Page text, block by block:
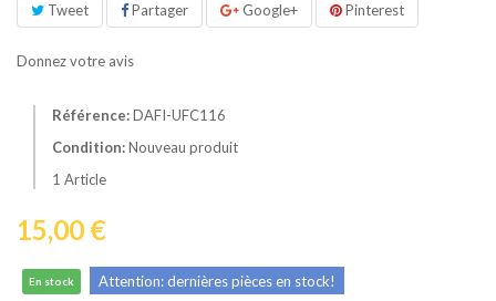
Tweet Partager Google+ Pinterest
Donnez votre avis
Référence:DAFI-UFC116
Condition:Nouveau produit
1 Article
15,00 €
En stock Attention: dernières pièces en stock!